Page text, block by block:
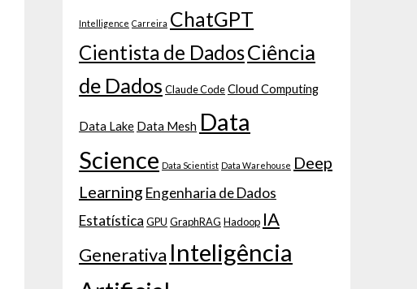
Intelligence Carreira ChatGPT
Cientista de DadosCiência
de Dados Claude CodeCloud Computing
Data Lake Data Mesh Data
Science Data Scientist Data Warehouse Deep
Learning Engenharia de Dados
Estatística GPU GraphRAG Hadoop IA
Generativa Inteligência